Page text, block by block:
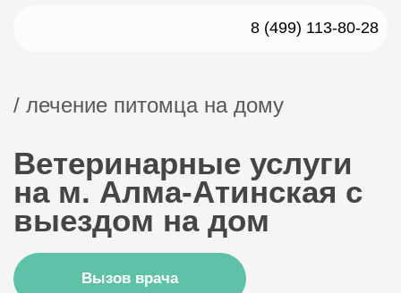
8 (499) 113-80-28
/ лечение питомца на дому
Ветеринарные услуги
на м. Алма-Атинская с
выездом на дом
Вызов врача